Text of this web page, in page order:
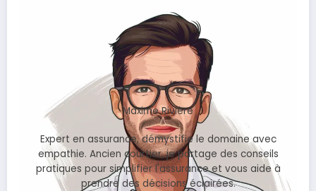
Maxime Rivière
Expert en assurance, démystifie le domaine avec
empathie. Ancien courtier, je partage des conseils
pratiques pour simplifier l'assurance et vous aide à
prendre des décisions éclairées.